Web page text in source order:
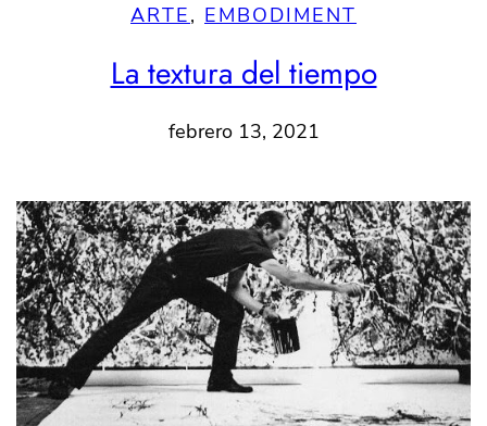
ARTE, EMBODIMENT
La textura del tiempo
febrero 13, 2021